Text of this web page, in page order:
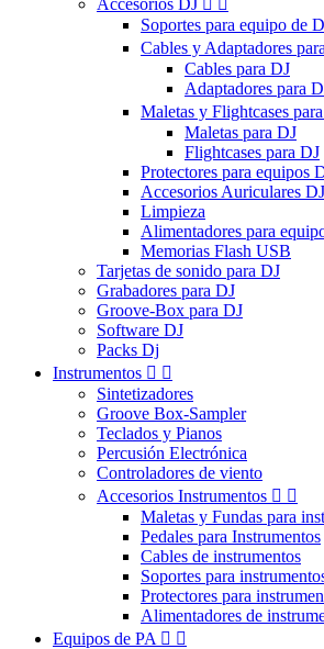
Accesorios DJ  
Soportes para equipo de
Cables y Adaptadores
Cables para DJ
Adaptadores para
Maletas y Flightcases
Maletas para DJ
Flightcases para DJ
Protectores para equipos
Accesorios Auriculares DJ
Limpieza
Alimentadores para
Memorias Flash USB
Tarjetas de sonido para DJ
Grabadores para DJ
Groove-Box para DJ
Software DJ
Packs Dj
Instrumentos  
Sintetizadores
Groove Box-Sampler
Teclados y Pianos
Percusión Electrónica
Controladores de viento
Accesorios Instrumentos  
Maletas y Fundas para
Pedales para Instrumentos
Cables de instrumentos
Soportes para
Protectores para
Alimentadores de
Equipos de PA  